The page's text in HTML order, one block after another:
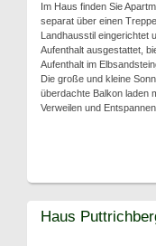
Im Haus finden Sie
separat über einen
Landhausstil eingerichtet
Aufenthalt ausgestattet,
Aufenthalt im
Die große und kleine
überdachte Balkon laden
Verweilen und Entspannen
Haus